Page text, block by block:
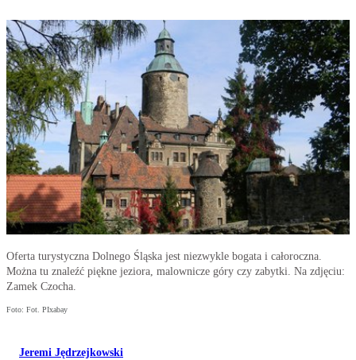
Oferta turystyczna Dolnego Śląska jest niezwykle bogata i całoroczna.
Można tu znaleźć piękne jeziora, malownicze góry czy zabytki. Na zdjęciu:
Zamek Czocha.
Foto: Fot. PIxabay
Jeremi Jędrzejkowski